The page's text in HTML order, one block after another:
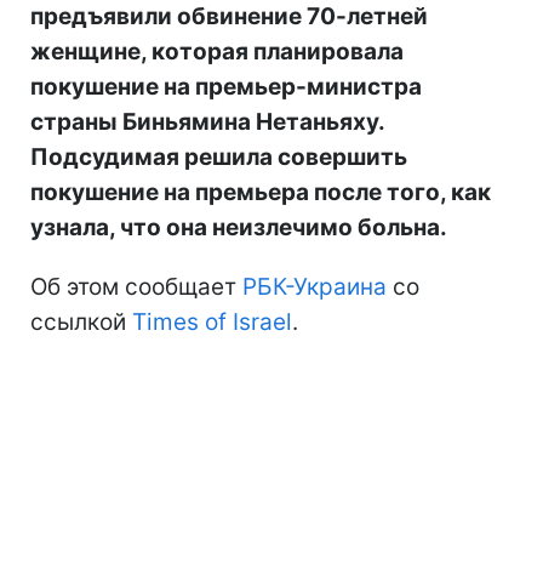
предъявили обвинение 70-летней
женщине, которая планировала
покушение на премьер-министра
страны Биньямина Нетаньяху.
Подсудимая решила совершить
покушение на премьера после того, как
узнала, что она неизлечимо больна.
Об этом сообщает РБК-Украина со
ссылкой Times of Israel.